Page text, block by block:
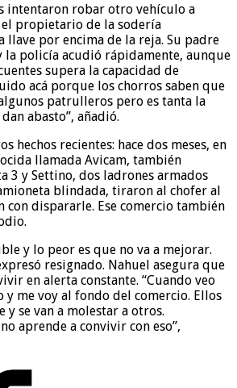
intentaron robar otro vehículo a
el propietario de la sodería
por encima de la reja. Su padre
policía acudió rápidamente, aunque
supera la capacidad de
acá porque los chorros saben que
patrulleros pero es tanta la
abasto”, añadió.
hechos recientes: hace dos meses, en
llamada Avicam, también
3 y Settino, dos ladrones armados
blindada, tiraron al chofer al
con dispararle. Ese comercio también
y lo peor es que no va a mejorar.
resignado. Nahuel asegura que
en alerta constante. “Cuando veo
y me voy al fondo del comercio. Ellos
y se van a molestar a otros.
aprende a convivir con eso”,